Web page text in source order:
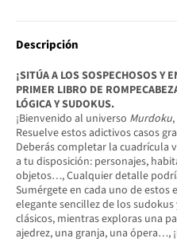
Descripción
¡SITÚA A LOS SOSPECHOSOS Y
PRIMER LIBRO DE
LÓGICA Y SUDOKUS.
¡Bienvenido al universo Murdoku
Resuelve estos adictivos casos
Deberás completar la
a tu disposición: personajes,
objetos…, Cualquier detalle
Sumérgete en cada uno de estos
elegante sencillez de los
clásicos, mientras exploras una
ajedrez, una granja, una ópera…,